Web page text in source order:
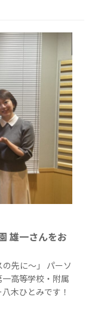
雄一さんをお
先に〜」 パーソ
高等学校・附属
木ひとみです！